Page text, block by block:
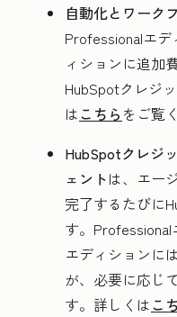
自動化とワーク
Professionalエ
ィションに追加
HubSpotクレジ
は こちら をご覧
HubSpotクレジ
ェントは、エー
完了するたびに
す。
エディションに
が、必要に応じ
す。詳しくは こ